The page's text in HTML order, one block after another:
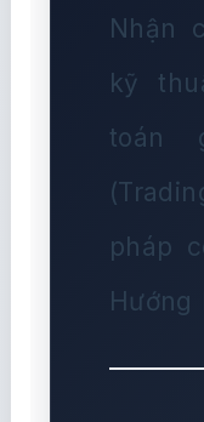
Nhận
kỹ
toán
pháp
Hướng